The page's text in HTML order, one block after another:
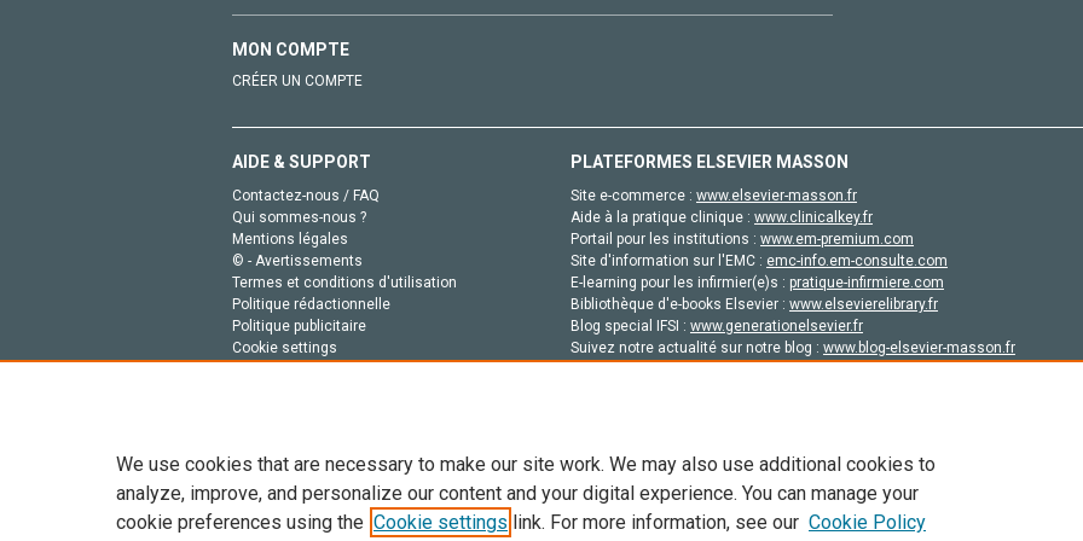
MON COMPTE
CRÉER UN COMPTE
AIDE & SUPPORT
Contactez-nous / FAQ
Qui sommes-nous ?
Mentions légales
© - Avertissements
Termes et conditions d'utilisation
Politique rédactionnelle
Politique publicitaire
Cookie settings
PLATEFORMES ELSEVIER MASSON
Site e-commerce : www.elsevier-masson.fr
Aide à la pratique clinique : www.clinicalkey.fr
Portail pour les institutions : www.em-premium.com
Site d'information sur l'EMC : emc-info.em-consulte.com
E-learning pour les infirmier(e)s : pratique-infirmiere.com
Bibliothèque d'e-books Elsevier : www.elsevierelibrary.fr
Blog special IFSI : www.generationelsevier.fr
Suivez notre actualité sur notre blog : www.blog-elsevier-masson.fr
Tout le contenu de ce site: Copyright © 2026 Elsevier, ses concédants de licence et ses contributeurs. Tout les droits sont réservés,
We use cookies that are necessary to make our site work. We may also use additional cookies to
analyze, improve, and personalize our content and your digital experience. You can manage your
cookie preferences using the Cookie settings link. For more information, see our Cookie Policy